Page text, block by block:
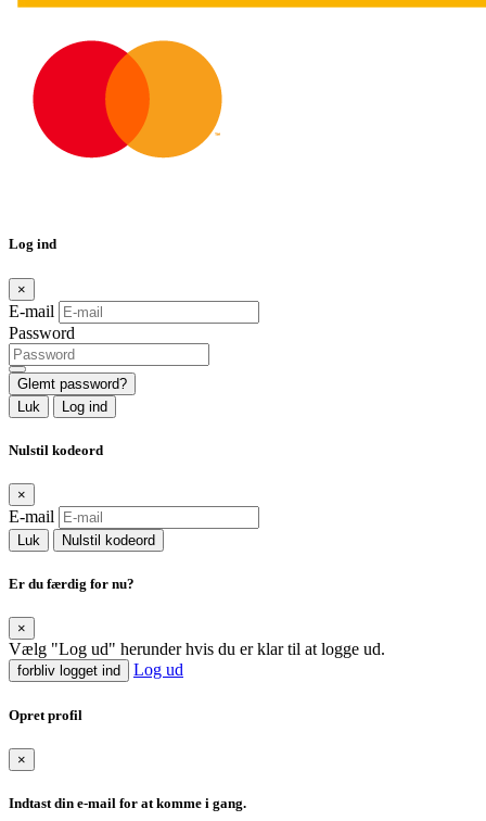
Log ind
×
E-mail
Password
Glemt password?
Luk
Log ind
Nulstil kodeord
×
E-mail
Luk Nulstil kodeord
Er du færdig for nu?
×
Vælg "Log ud" herunder hvis du er klar til at logge ud.
forbliv logget ind Log ud
Opret profil
×
Indtast din e-mail for at komme i gang.